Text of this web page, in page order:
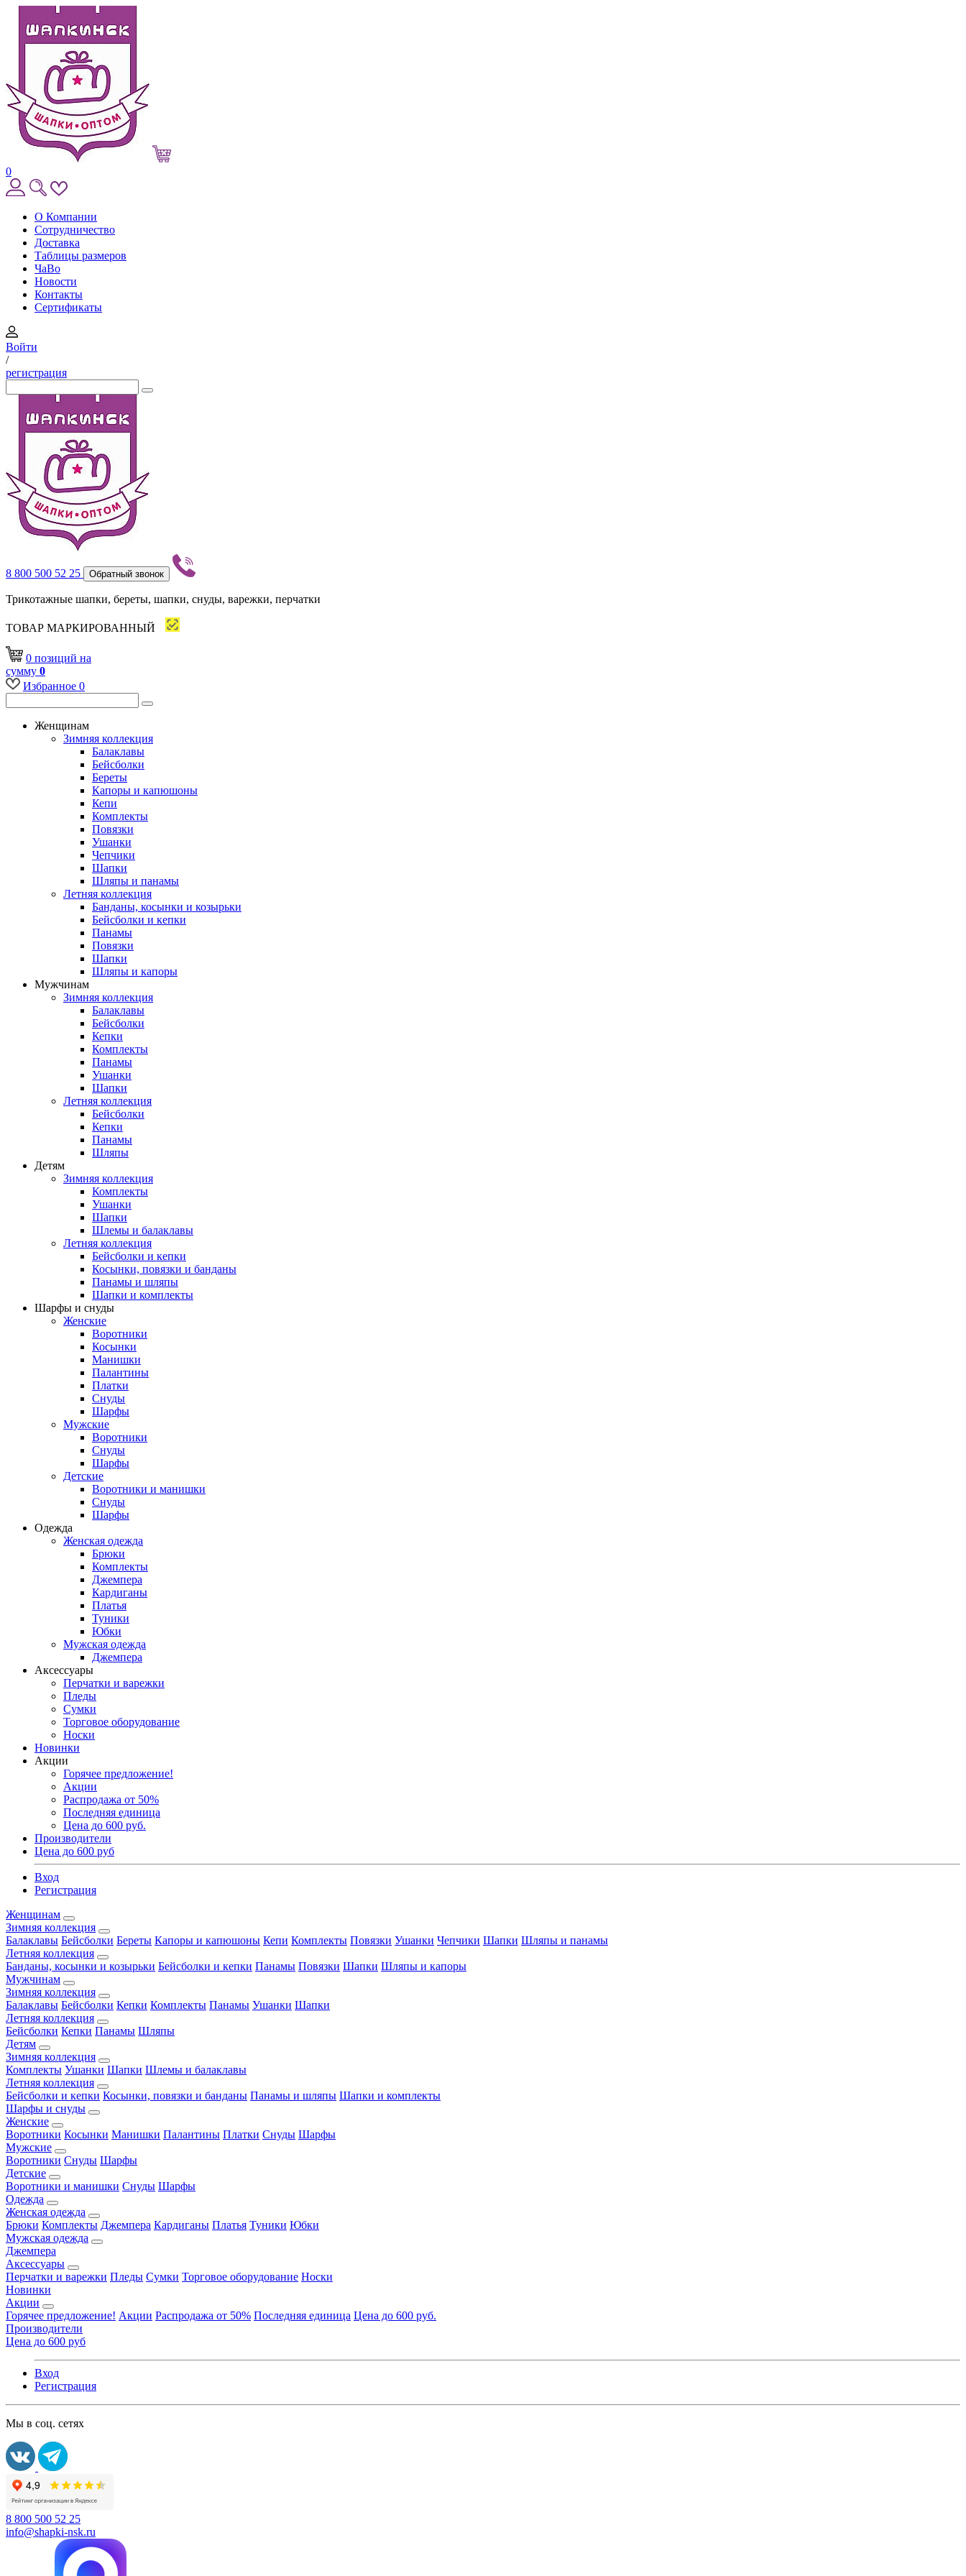
0
О Компании
Сотрудничество
Доставка
Таблицы размеров
ЧаВо
Новости
Контакты
Сертификаты
Войти
/
регистрация
8 800 500 52 25 Обратный звонок
Трикотажные шапки, береты, шапки, снуды, варежки, перчатки
ТОВАР МАРКИРОВАННЫЙ
0 позиций на
сумму 0
Избранное 0
Женщинам
Зимняя коллекция
Балаклавы
Бейсболки
Береты
Капоры и капюшоны
Кепи
Комплекты
Повязки
Ушанки
Чепчики
Шапки
Шляпы и панамы
Летняя коллекция
Банданы, косынки и козырьки
Бейсболки и кепки
Панамы
Повязки
Шапки
Шляпы и капоры
Мужчинам
Зимняя коллекция
Балаклавы
Бейсболки
Кепки
Комплекты
Панамы
Ушанки
Шапки
Летняя коллекция
Бейсболки
Кепки
Панамы
Шляпы
Детям
Зимняя коллекция
Комплекты
Ушанки
Шапки
Шлемы и балаклавы
Летняя коллекция
Бейсболки и кепки
Косынки, повязки и банданы
Панамы и шляпы
Шапки и комплекты
Шарфы и снуды
Женские
Воротники
Косынки
Манишки
Палантины
Платки
Снуды
Шарфы
Мужские
Воротники
Снуды
Шарфы
Детские
Воротники и манишки
Снуды
Шарфы
Одежда
Женская одежда
Брюки
Комплекты
Джемпера
Кардиганы
Платья
Туники
Юбки
Мужская одежда
Джемпера
Аксессуары
Перчатки и варежки
Пледы
Сумки
Торговое оборудование
Носки
Новинки
Акции
Горячее предложение!
Акции
Распродажа от 50%
Последняя единица
Цена до 600 руб.
Производители
Цена до 600 руб
Вход
Регистрация
Женщинам
Зимняя коллекция
Балаклавы Бейсболки Береты Капоры и капюшоны Кепи Комплекты Повязки Ушанки Чепчики Шапки Шляпы и панамы
Летняя коллекция
Банданы, косынки и козырьки Бейсболки и кепки Панамы Повязки Шапки Шляпы и капоры
Мужчинам
Зимняя коллекция
Балаклавы Бейсболки Кепки Комплекты Панамы Ушанки Шапки
Летняя коллекция
Бейсболки Кепки Панамы Шляпы
Детям
Зимняя коллекция
Комплекты Ушанки Шапки Шлемы и балаклавы
Летняя коллекция
Бейсболки и кепки Косынки, повязки и банданы Панамы и шляпы Шапки и комплекты
Шарфы и снуды
Женские
Воротники Косынки Манишки Палантины Платки Снуды Шарфы
Мужские
Воротники Снуды Шарфы
Детские
Воротники и манишки Снуды Шарфы
Одежда
Женская одежда
Брюки Комплекты Джемпера Кардиганы Платья Туники Юбки
Мужская одежда
Джемпера
Аксессуары
Перчатки и варежки Пледы Сумки Торговое оборудование Носки
Новинки
Акции
Горячее предложение! Акции Распродажа от 50% Последняя единица Цена до 600 руб.
Производители
Цена до 600 руб
Вход
Регистрация
Мы в соц. сетях
8 800 500 52 25
info@shapki-nsk.ru